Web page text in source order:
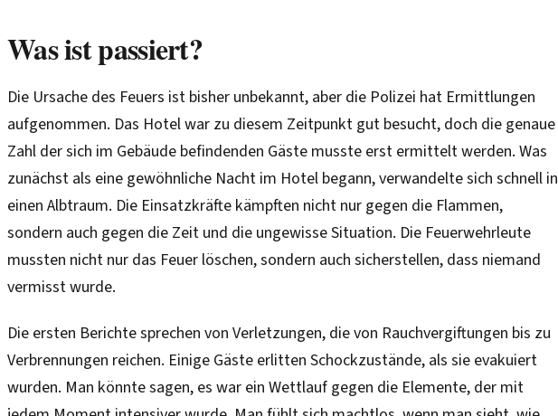
Was ist passiert?
Die Ursache des Feuers ist bisher unbekannt, aber die Polizei hat Ermittlungen
aufgenommen. Das Hotel war zu diesem Zeitpunkt gut besucht, doch die genaue
Zahl der sich im Gebäude befindenden Gäste musste erst ermittelt werden. Was
zunächst als eine gewöhnliche Nacht im Hotel begann, verwandelte sich schnell in
einen Albtraum. Die Einsatzkräfte kämpften nicht nur gegen die Flammen,
sondern auch gegen die Zeit und die ungewisse Situation. Die Feuerwehrleute
mussten nicht nur das Feuer löschen, sondern auch sicherstellen, dass niemand
vermisst wurde.
Die ersten Berichte sprechen von Verletzungen, die von Rauchvergiftungen bis zu
Verbrennungen reichen. Einige Gäste erlitten Schockzustände, als sie evakuiert
wurden. Man könnte sagen, es war ein Wettlauf gegen die Elemente, der mit